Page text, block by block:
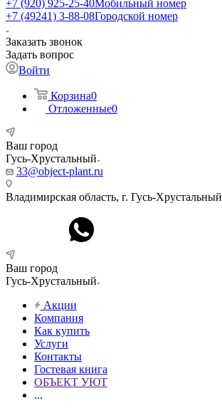
+7 (920) 925-25-40Мобильный номер
+7 (49241) 3-88-08Городской номер
Заказать звонок
Задать вопрос
Войти
Корзина0
Отложенные0
Ваш город
Гусь-Хрустальный
33@object-plant.ru
Владимирская область, г. Гусь-Хрустальный
Ваш город
Гусь-Хрустальный
Акции
Компания
Как купить
Услуги
Контакты
Гостевая книга
ОБЪЕКТ УЮТ
...